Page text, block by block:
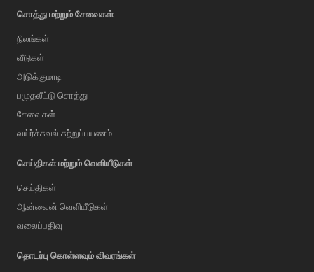
சொத்து மற்றும் சேவைகள்
நிலங்கள்
வீடுகள்
அடுக்குமாடி
பமுதலீட்டு சொத்து
சேவைகள்
வய்ர்ச்சுவல் சுற்றுப்பயணம்
செய்திகள் மற்றும் வெளியீடுகள்
செய்திகள்
ஆன்லைன் வெளியீடுகள்
வலைப்பதிவு
தொடர்பு கொள்ளவும் விவரங்கள்